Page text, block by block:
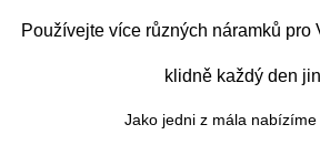
Používejte více různých náramků pro
klidně každý den
Jako jedni z mála